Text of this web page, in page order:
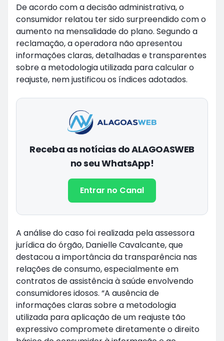
De acordo com a decisão administrativa, o
consumidor relatou ter sido surpreendido com o
aumento na mensalidade do plano. Segundo a
reclamação, a operadora não apresentou
informações claras, detalhadas e transparentes
sobre a metodologia utilizada para calcular o
reajuste, nem justificou os índices adotados.
Receba as notícias do ALAGOASWEB
no seu WhatsApp!
Entrar no Canal
A análise do caso foi realizada pela assessora
jurídica do órgão, Danielle Cavalcante, que
destacou a importância da transparência nas
relações de consumo, especialmente em
contratos de assistência à saúde envolvendo
consumidores idosos. “A ausência de
informações claras sobre a metodologia
utilizada para aplicação de um reajuste tão
expressivo compromete diretamente o direito